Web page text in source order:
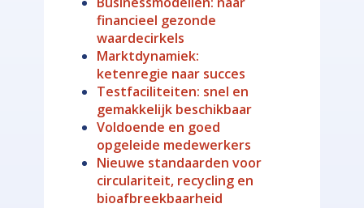
financieel gezonde
waardecirkels
Marktdynamiek:
ketenregie naar succes
Testfaciliteiten: snel en
gemakkelijk beschikbaar
Voldoende en goed
opgeleide medewerkers
Nieuwe standaarden voor
circulariteit, recycling en
bioafbreekbaarheid